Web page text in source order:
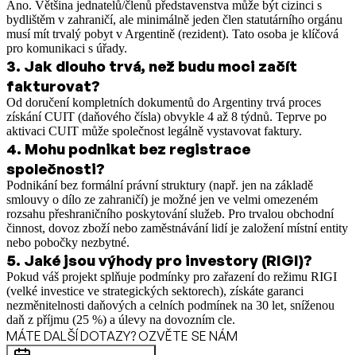
Ano. Většina jednatelů/členů představenstva může být cizinci s
bydlištěm v zahraničí, ale minimálně jeden člen statutárního orgánu
musí mít trvalý pobyt v Argentině (rezident). Tato osoba je klíčová
pro komunikaci s úřady.
3. Jak dlouho trvá, než budu moci začít
fakturovat?
Od doručení kompletních dokumentů do Argentiny trvá proces
získání CUIT (daňového čísla) obvykle 4 až 8 týdnů. Teprve po
aktivaci CUIT může společnost legálně vystavovat faktury.
4. Mohu podnikat bez registrace
společnosti?
Podnikání bez formální právní struktury (např. jen na základě
smlouvy o dílo ze zahraničí) je možné jen ve velmi omezeném
rozsahu přeshraničního poskytování služeb. Pro trvalou obchodní
činnost, dovoz zboží nebo zaměstnávání lidí je založení místní entity
nebo pobočky nezbytné.
5. Jaké jsou výhody pro investory (RIGI)?
Pokud váš projekt splňuje podmínky pro zařazení do režimu RIGI
(velké investice ve strategických sektorech), získáte garanci
nezměnitelnosti daňových a celních podmínek na 30 let, sníženou
daň z příjmu (25 %) a úlevy na dovozním cle.
MÁTE DALŠÍ DOTAZY? OZVĚTE SE NÁM